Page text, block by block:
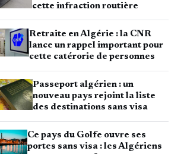
cette infraction routière
Retraite en Algérie : la CNR
lance un rappel important pour
cette catérorie de personnes
Passeport algérien : un
nouveau pays rejoint la liste
des destinations sans visa
Ce pays du Golfe ouvre ses
portes sans visa : les Algériens